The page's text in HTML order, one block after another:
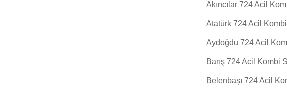
Akıncılar 724 Acil
Atatürk 724 Acil
Aydoğdu 724 Acil
Barış 724 Acil Kombi
Belenbaşı 724 Acil